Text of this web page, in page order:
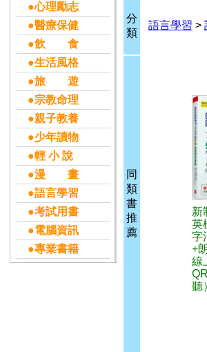
●心理勵志
●醫療保健
●飲 食
●生活風格
●旅 遊
●宗教命理
●親子教養
●少年讀物
●輕 小 說
●漫 畫
●語言學習
●考試用書
●電腦資訊
●專業書籍
分
類
語言學習 >
同
類
書
推
薦
新
英
字
+
線
聽